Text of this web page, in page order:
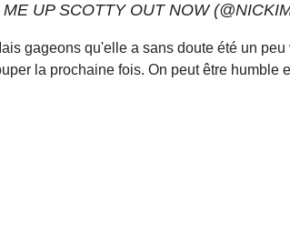
UP SCOTTY OUT NOW
gageons qu'elle a sans doute été un
la prochaine fois. On peut être humble